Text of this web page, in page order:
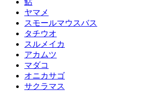
鮎
ヤマメ
スモールマウスバス
タチウオ
スルメイカ
アカムツ
マダコ
オニカサゴ
サクラマス